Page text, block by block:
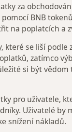
za
BNB
na poplatcích a
které se liší
zatímco
si být
pro uživatele,
Uživatelé by
snížení nákladů.